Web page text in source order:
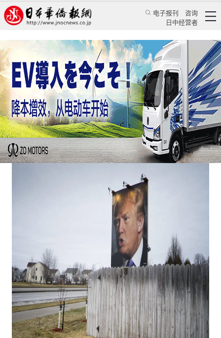
电子报刊
咨询
日中经营者
日媒分析特朗普高谈中国的背后
蒋丰 评论 国际视角
日本新华侨报 2020/8/6 14:58:24